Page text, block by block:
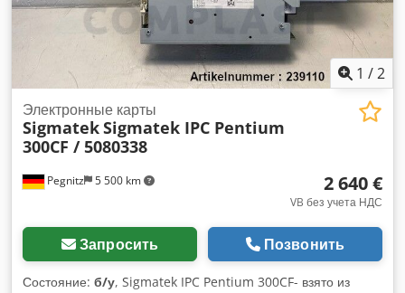
1 /2
Pegnitz 5 500 km
Электронные карты
SigmatekSigmatek IPC Pentium
300CF / 5080338
2 640 €
VB без учета НДС
Запросить Позвонить
Состояние: б/у, Sigmatek IPC Pentium 300CF- взято из